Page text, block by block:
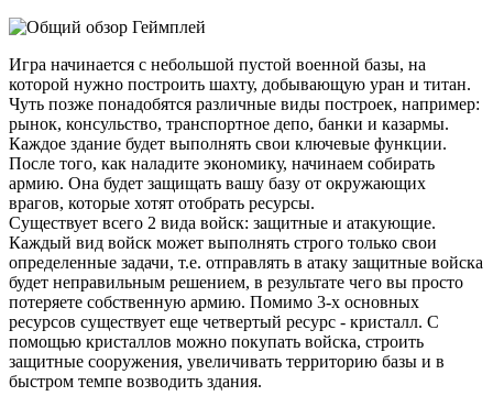
Геймплей
Игра начинается с небольшой пустой военной базы, на
которой нужно построить шахту, добывающую уран и титан.
Чуть позже понадобятся различные виды построек, например:
рынок, консульство, транспортное депо, банки и казармы.
Каждое здание будет выполнять свои ключевые функции.
После того, как наладите экономику, начинаем собирать
армию. Она будет защищать вашу базу от окружающих
врагов, которые хотят отобрать ресурсы.
Существует всего 2 вида войск: защитные и атакующие.
Каждый вид войск может выполнять строго только свои
определенные задачи, т.е. отправлять в атаку защитные войска
будет неправильным решением, в результате чего вы просто
потеряете собственную армию. Помимо 3-х основных
ресурсов существует еще четвертый ресурс - кристалл. С
помощью кристаллов можно покупать войска, строить
защитные сооружения, увеличивать территорию базы и в
быстром темпе возводить здания.